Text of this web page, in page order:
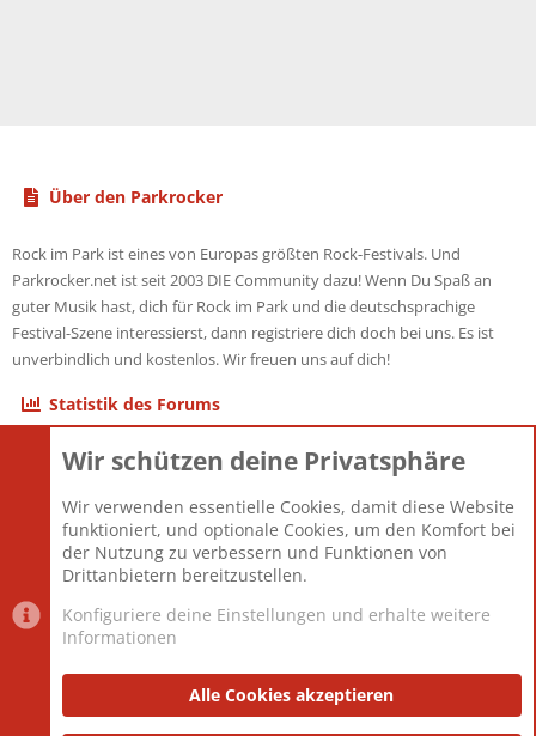
Über den Parkrocker
Rock im Park ist eines von Europas größten Rock-Festivals. Und
Parkrocker.net ist seit 2003 DIE Community dazu! Wenn Du Spaß an
guter Musik hast, dich für Rock im Park und die deutschsprachige
Festival-Szene interessierst, dann registriere dich doch bei uns. Es ist
unverbindlich und kostenlos. Wir freuen uns auf dich!
Statistik des Forums
Themen
Mitglieder
12.425
Neuestes Mitglied
Toddster85
Datenschutzerklärung Impressum
Wir schützen deine Privatsphäre
Wir verwenden essentielle Cookies, damit diese Website
funktioniert, und optionale Cookies, um den Komfort bei
der Nutzung zu verbessern und Funktionen von
Drittanbietern bereitzustellen.
Konfiguriere deine Einstellungen und erhalte weitere
Informationen
Alle Cookies akzeptieren